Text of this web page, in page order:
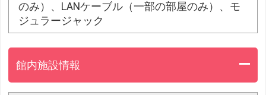
のみ）、LANケーブル（一部の部屋のみ）、モ
ジュラージャック
館内施設情報